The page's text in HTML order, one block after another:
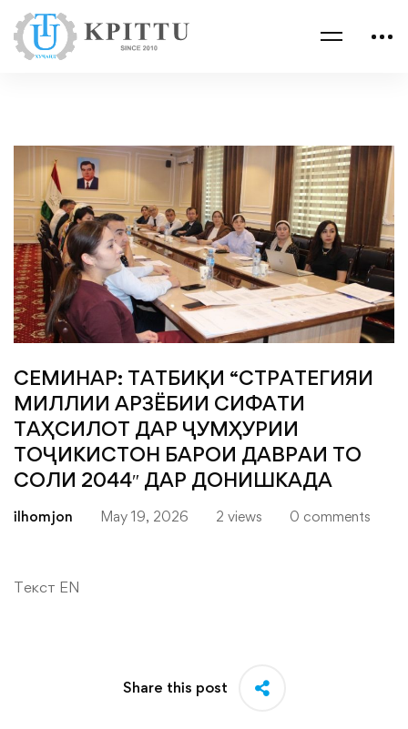
СЕМИНАР: ТАТБИҚИ “СТРАТЕГИЯИ
МИЛЛИИ АРЗЁБИИ СИФАТИ
ТАҲСИЛОТ ДАР ҶУМҲУРИИ
ТОҶИКИСТОН БАРОИ ДАВРАИ ТО
СОЛИ 2044″ ДАР ДОНИШКАДА
ilhomjon May 19, 2026 2 views 0 comments
Текст EN
Share this post